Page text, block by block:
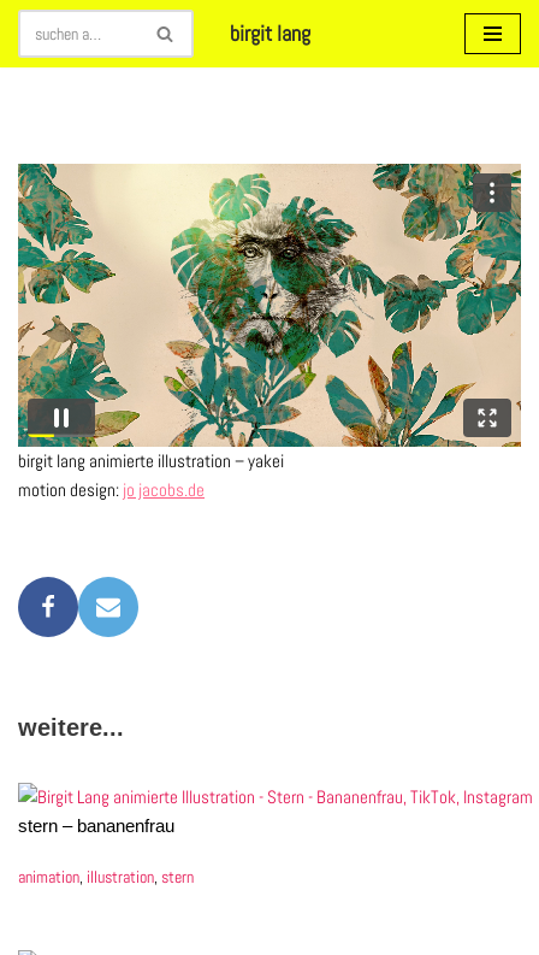
Zum
birgit lang
birgit lang animierte illustration – yakei
motion design: jo jacobs.de
weitere...
stern – bananenfrau
animation, illustration, stern